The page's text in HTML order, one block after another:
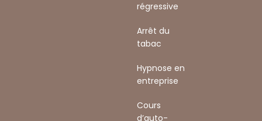
régressive
Arrêt du
tabac
Hypnose en
entreprise
Cours
d’auto-